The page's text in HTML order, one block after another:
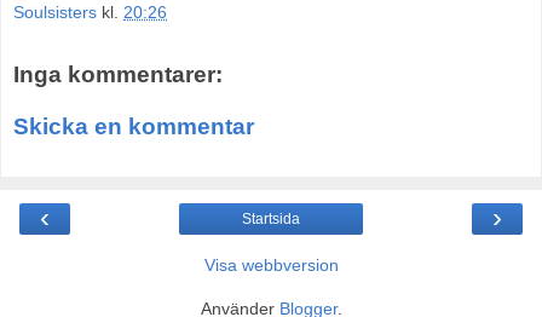
Soulsisters kl. 20:26
Inga kommentarer:
Skicka en kommentar
‹ ›
Startsida
Visa webbversion
Använder Blogger.